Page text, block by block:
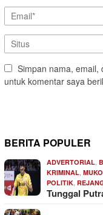
Simpan nama, email,
untuk komentar saya
BERITA POPULER
ADVERTORIAL
KRIMINAL
POLITIK
Tunggal